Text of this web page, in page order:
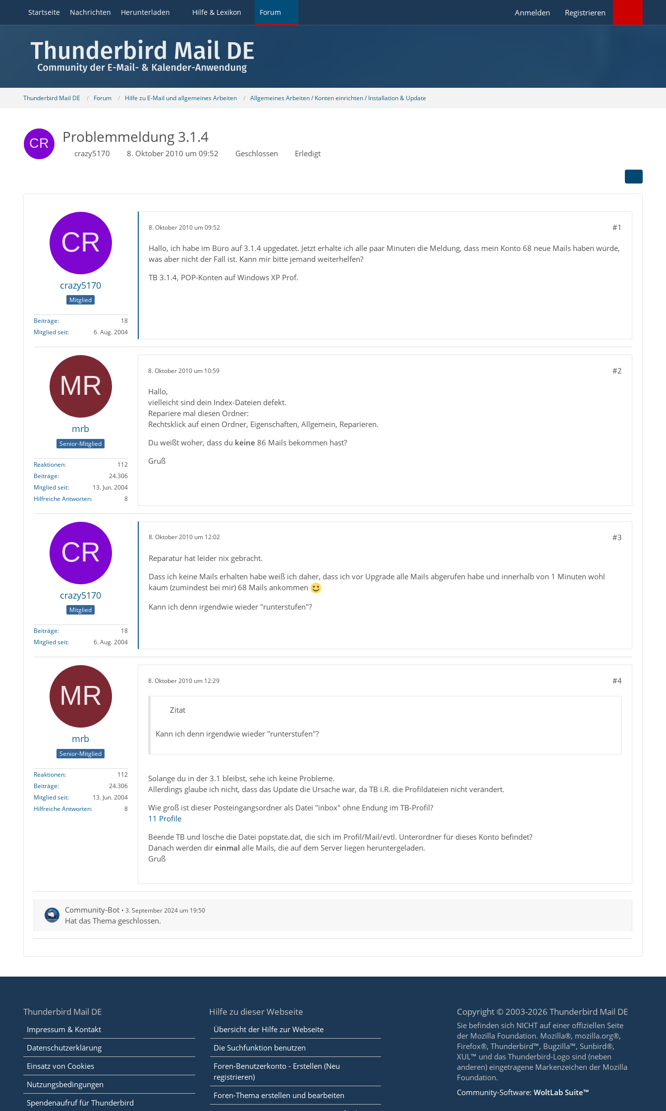
Startseite Nachrichten Herunterladen Hilfe & Lexikon Forum Anmelden Registrieren
Thunderbird Mail DE Forum Hilfe zu E-Mail und allgemeines Arbeiten Allgemeines Arbeiten / Konten einrichten / Installation & Update
Problemmeldung 3.1.4
crazy5170 8. Oktober 2010 um 09:52 Geschlossen Erledigt
crazy5170
Mitglied
Beiträge
18
Mitglied seit
6. Aug. 2004
8. Oktober 2010 um 09:52 #1
Hallo, ich habe im Büro auf 3.1.4 upgedatet. Jetzt erhalte ich alle paar Minuten die Meldung, dass mein Konto 68 neue Mails haben würde,
was aber nicht der Fall ist. Kann mir bitte jemand weiterhelfen?
TB 3.1.4, POP-Konten auf Windows XP Prof.
mrb
Senior-Mitglied
Reaktionen
112
Beiträge
24.306
Mitglied seit
13. Jun. 2004
Hilfreiche Antworten
8
8. Oktober 2010 um 10:59 #2
Hallo,
vielleicht sind dein Index-Dateien defekt.
Repariere mal diesen Ordner:
Rechtsklick auf einen Ordner, Eigenschaften, Allgemein, Reparieren.
Du weißt woher, dass du keine 86 Mails bekommen hast?
Gruß
crazy5170
Mitglied
Beiträge
18
Mitglied seit
6. Aug. 2004
8. Oktober 2010 um 12:02 #3
Reparatur hat leider nix gebracht.
Dass ich keine Mails erhalten habe weiß ich daher, dass ich vor Upgrade alle Mails abgerufen habe und innerhalb von 1 Minuten wohl
kaum (zumindest bei mir) 68 Mails ankommen
Kann ich denn irgendwie wieder "runterstufen"?
mrb
Senior-Mitglied
Reaktionen
112
Beiträge
24.306
Mitglied seit
13. Jun. 2004
Hilfreiche Antworten
8
8. Oktober 2010 um 12:29 #4
Zitat
Kann ich denn irgendwie wieder "runterstufen"?
Solange du in der 3.1 bleibst, sehe ich keine Probleme.
Allerdings glaube ich nicht, dass das Update die Ursache war, da TB i.R. die Profildateien nicht verändert.
Wie groß ist dieser Posteingangsordner als Datei "inbox" ohne Endung im TB-Profil?
11 Profile
Beende TB und lösche die Datei popstate.dat, die sich im Profil/Mail/evtl. Unterordner für dieses Konto befindet?
Danach werden dir einmal alle Mails, die auf dem Server liegen heruntergeladen.
Gruß
Community-Bot 3. September 2024 um 19:50
Hat das Thema geschlossen.
Thunderbird Mail DE
Impressum & Kontakt
Datenschutzerklärung
Einsatz von Cookies
Nutzungsbedingungen
Spendenaufruf für Thunderbird
Hilfe zu dieser Webseite
Übersicht der Hilfe zur Webseite
Die Suchfunktion benutzen
Foren-Benutzerkonto - Erstellen (Neu
registrieren)
Foren-Thema erstellen und bearbeiten
Copyright © 2003-2026 Thunderbird Mail DE
Sie befinden sich NICHT auf einer offiziellen Seite
der Mozilla Foundation. Mozilla®, mozilla.org®,
Firefox®, Thunderbird™, Bugzilla™, Sunbird®,
XUL™ und das Thunderbird-Logo sind (neben
anderen) eingetragene Markenzeichen der Mozilla
Foundation.
Community-Software:WoltLab Suite™